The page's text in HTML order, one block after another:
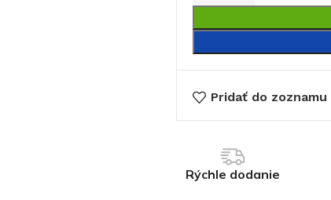
Pridať do zoznamu
Rýchle dodanie
€